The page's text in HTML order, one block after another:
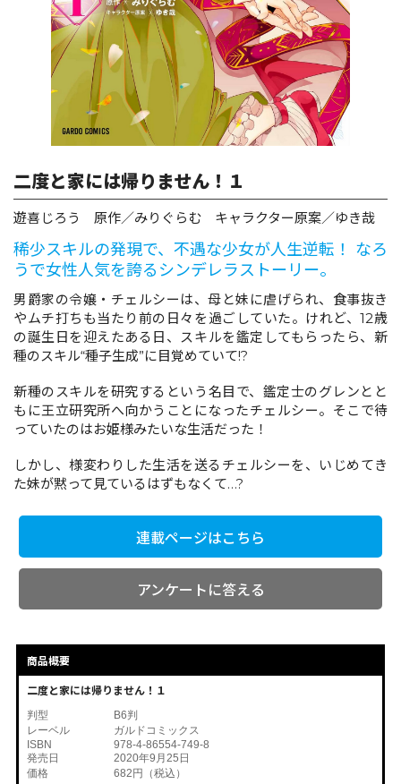
ロサージュノベルス
コミックガルド
コミッククリエ
リキューレ
コミックパルフェ
閉じる
二度と家には帰りません！１
遊喜じろう 原作／みりぐらむ キャラクター原案／ゆき哉
稀少スキルの発現で、不遇な少女が人生逆転！ なろ
うで女性人気を誇るシンデレラストーリー。
男爵家の令嬢・チェルシーは、母と妹に虐げられ、食事抜き
やムチ打ちも当たり前の日々を過ごしていた。けれど、12歳
の誕生日を迎えたある日、スキルを鑑定してもらったら、新
種のスキル“種子生成”に目覚めていて!?
新種のスキルを研究するという名目で、鑑定士のグレンとと
もに王立研究所へ向かうことになったチェルシー。そこで待
っていたのはお姫様みたいな生活だった！
しかし、様変わりした生活を送るチェルシーを、いじめてき
た妹が黙って見ているはずもなくて…?
連載ページはこちら
アンケートに答える
商品概要
二度と家には帰りません！１
判型
B6判
レーベル
ガルドコミックス
ISBN
978-4-86554-749-8
発売日
2020年9月25日
価格
682円（税込）